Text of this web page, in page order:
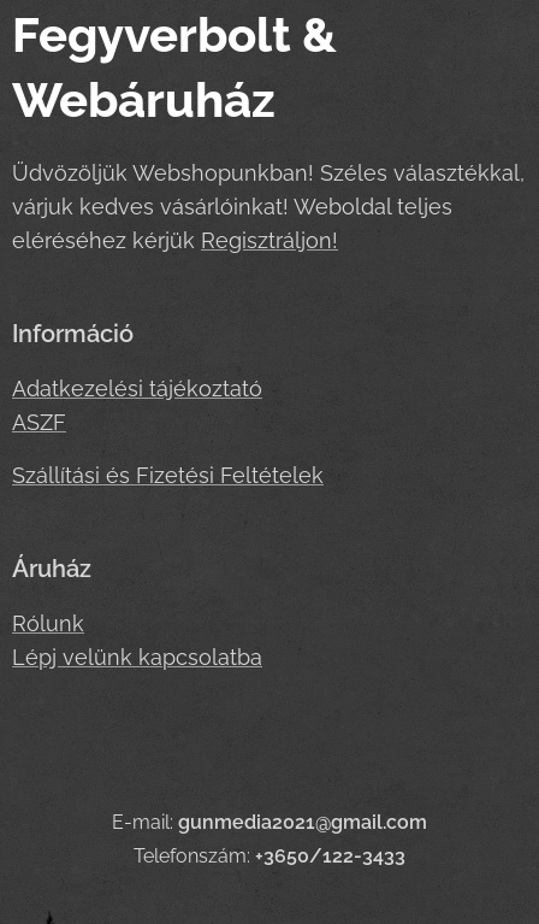
Fegyverbolt &
Webáruház
Üdvözöljük Webshopunkban! Széles választékkal,
várjuk kedves vásárlóinkat! Weboldal teljes
eléréséhez kérjük Regisztráljon!
Információ
Adatkezelési tájékoztató
ASZF
Szállítási és Fizetési Feltételek
Áruház
Rólunk
Lépj velünk kapcsolatba
E-mail: gunmedia2021@gmail.com
Telefonszám: +3650/122-3433